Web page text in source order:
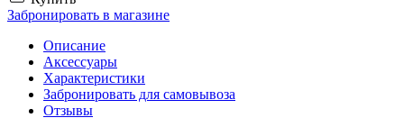
Забронировать в магазине
Описание
Аксессуары
Характеристики
Забронировать для самовывоза
Отзывы